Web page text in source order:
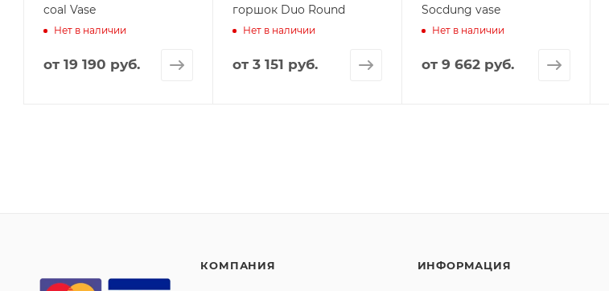
coal Vase
Нет в наличии
от 19 190 руб.
горшок Duo Round
Нет в наличии
от 3 151 руб.
Socdung vase
Нет в наличии
от 9 662 руб.
КОМПАНИЯ ИНФОРМАЦИЯ